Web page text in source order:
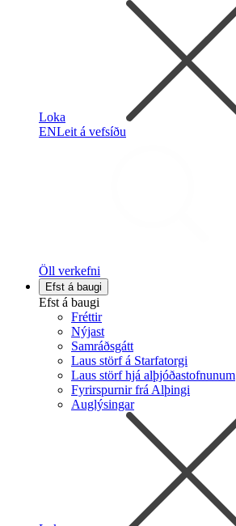
Loka
ENLeit á vefsíðu
Öll verkefni
Efst á baugi
Efst á baugi
Fréttir
Nýjast
Samráðsgátt
Laus störf á Starfatorgi
Laus störf hjá alþjóðastofnunum
Fyrirspurnir frá Alþingi
Auglýsingar